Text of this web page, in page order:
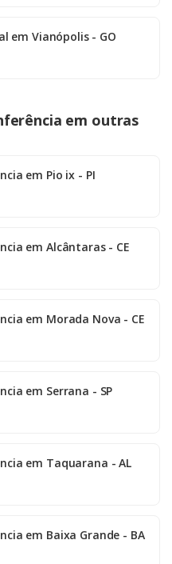
em Vianópolis - GO
em outras
em Pio ix - PI
em Alcântaras - CE
em Morada Nova - CE
em Serrana - SP
em Taquarana - AL
em Baixa Grande - BA